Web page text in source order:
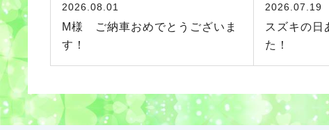
2026.08.01
M様 ご納車おめでとうございま
す！
2026.07.19
スズキの日
た！